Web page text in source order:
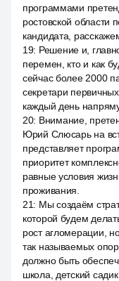
программами
ростовской области
кандидата,
19: Решение и,
перемен, кто и как
сейчас более 2000
секретари
каждый день
20: Внимание,
Юрий Слюсарь на
представляет
приоритет
равные условия
проживания.
21: Мы создаём
которой будем
рост агломерации,
так называемых
должно быть
школа, детский